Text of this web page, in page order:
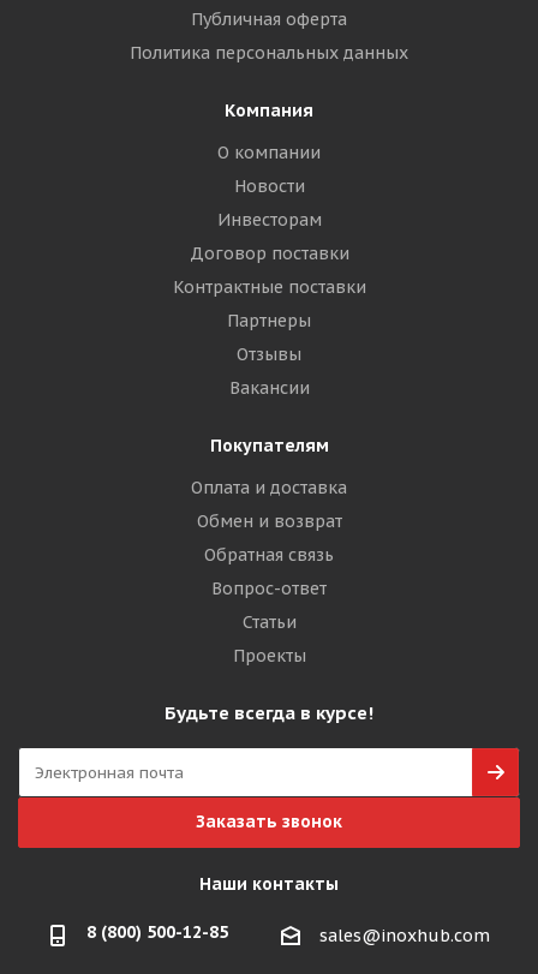
Публичная оферта
Политика персональных данных
Компания
О компании
Новости
Инвесторам
Договор поставки
Контрактные поставки
Партнеры
Отзывы
Вакансии
Покупателям
Оплата и доставка
Обмен и возврат
Обратная связь
Вопрос-ответ
Статьи
Проекты
Будьте всегда в курсе!
Заказать звонок
Наши контакты
8 (800) 500-12-85 sales@inoxhub.com